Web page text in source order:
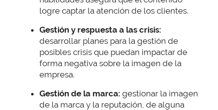
logre captar la atención de los clientes.
Gestión y respuesta a las crisis:
desarrollar planes para la gestión de
posibles crisis que puedan impactar de
forma negativa sobre la imagen de la
empresa.
Gestión de la marca: gestionar la imagen
de la marca y la reputación, de alguna